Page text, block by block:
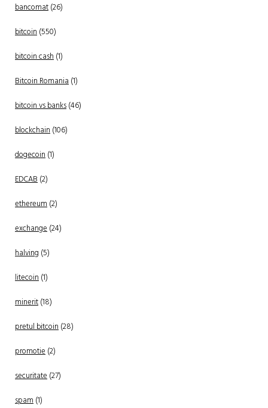
bancomat(26)
bitcoin(550)
bitcoin cash(1)
Bitcoin Romania(1)
bitcoin vs banks(46)
blockchain(106)
dogecoin(1)
EDCAB(2)
ethereum(2)
exchange(24)
halving (5)
litecoin(1)
minerit(18)
pretul bitcoin(28)
promotie(2)
securitate(27)
spam(1)